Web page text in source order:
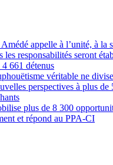
appelle à l’unité, à la
responsabilités seront
661 détenus
véritable ne
perspectives à plus
plus de 8 300
et répond au PPA-CI